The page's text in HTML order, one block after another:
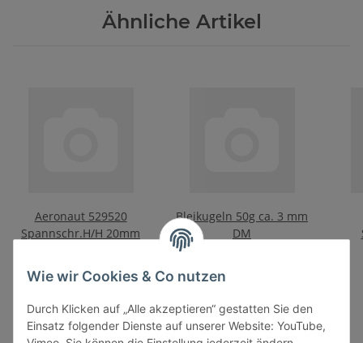
Ähnliche Artikel
Aeronaut 529520
Spannschr.H/H 20mm
Bleikugeln 50g ca. 3 mm
DM
490,00 € pro 100 g
Wie wir Cookies & Co nutzen
Durch Klicken auf „Alle akzeptieren“ gestatten Sie den
Einsatz folgender Dienste auf unserer Website: YouTube,